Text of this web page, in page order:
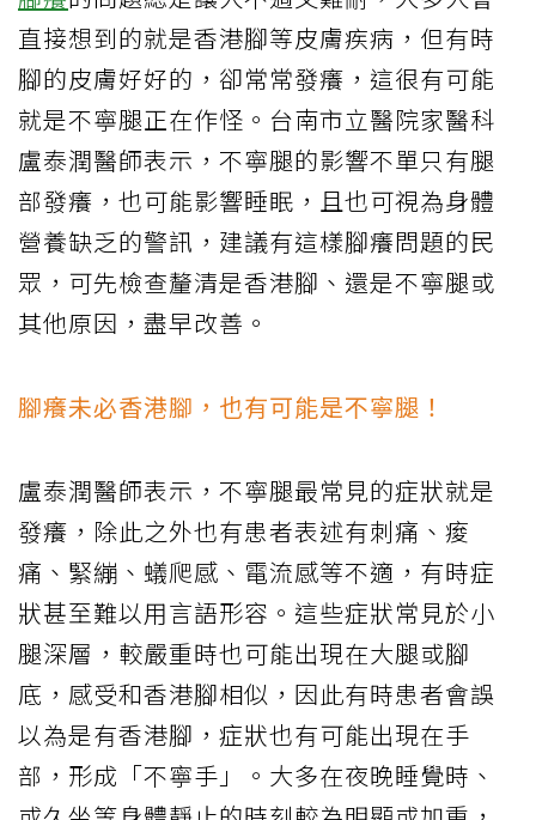
直接想到的就是香港腳等皮膚疾病，但有時
腳的皮膚好好的，卻常常發癢，這很有可能
就是不寧腿正在作怪。台南市立醫院家醫科
盧泰潤醫師表示，不寧腿的影響不單只有腿
部發癢，也可能影響睡眠，且也可視為身體
營養缺乏的警訊，建議有這樣腳癢問題的民
眾，可先檢查釐清是香港腳、還是不寧腿或
其他原因，盡早改善。
腳癢未必香港腳，也有可能是不寧腿！
盧泰潤醫師表示，不寧腿最常見的症狀就是
發癢，除此之外也有患者表述有刺痛、痠
痛、緊繃、蟻爬感、電流感等不適，有時症
狀甚至難以用言語形容。這些症狀常見於小
腿深層，較嚴重時也可能出現在大腿或腳
底，感受和香港腳相似，因此有時患者會誤
以為是有香港腳，症狀也有可能出現在手
部，形成「不寧手」。大多在夜晚睡覺時、